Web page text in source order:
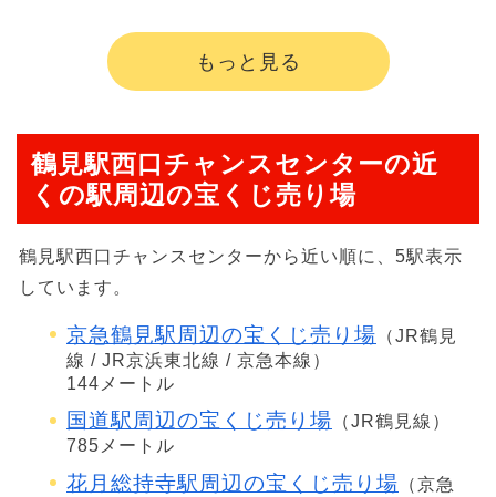
もっと見る
鶴見駅西口チャンスセンターの近
くの駅周辺の宝くじ売り場
鶴見駅西口チャンスセンターから近い順に、5駅表示
しています。
京急鶴見駅周辺の宝くじ売り場 （JR鶴見
線 / JR京浜東北線 / 京急本線）
144メートル
国道駅周辺の宝くじ売り場 （JR鶴見線）
785メートル
花月総持寺駅周辺の宝くじ売り場 （京急